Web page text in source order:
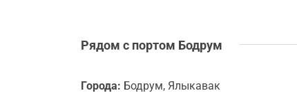
Рядом с портом Бодрум
Города: Бодрум, Ялыкавак